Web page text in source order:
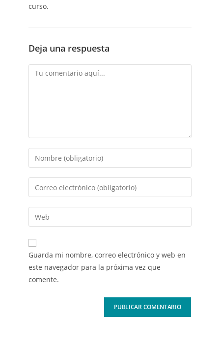
curso.
Deja una respuesta
Guarda mi nombre, correo electrónico y web en
este navegador para la próxima vez que
comente.